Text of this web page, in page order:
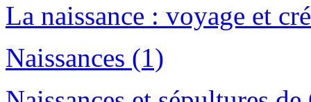
La naissance : voyage et
Naissances (1)